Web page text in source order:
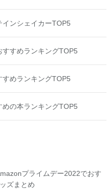
ンシェイカーTOP5
すめランキングTOP5
めランキングTOP5
の本ランキングTOP5
プライムデー2022でおす
ズまとめ